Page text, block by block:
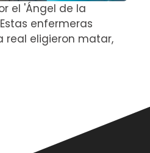
el 'Ángel de la
enfermeras
real eligieron matar,